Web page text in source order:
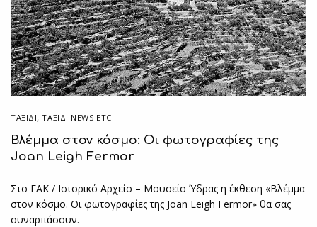
ΤΑΞΙΔΙ,ΤΑΞΊΔΙ NEWS ETC.
Βλέμμα στον κόσμο: Οι φωτογραφίες της
Joan Leigh Fermor
Στο ΓΑΚ / Ιστορικό Αρχείο – Μουσείο Ύδρας η έκθεση «Βλέμμα
στον κόσμο. Οι φωτογραφίες της Joan Leigh Fermor» θα σας
συναρπάσουν.